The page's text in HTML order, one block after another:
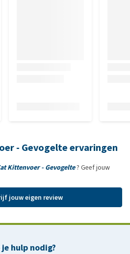
- Gevogelte ervaringen
Kittenvoer - Gevogelte? Geef jouw
jouw eigen review
je hulp nodig?